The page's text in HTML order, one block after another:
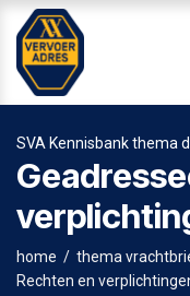
Overslaan naar inhoud
SVA Kennisbank thema
home / thema
Rechten en